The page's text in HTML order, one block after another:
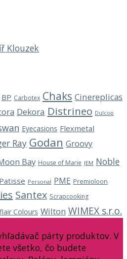
Klouzek
BP Carbotex Chaks Cinereplicas
Dekora Distrineo Dulcop
Eyecasions Flexmetal
Ray Godan Groovy
Bay House of Marie JEM Noble
Patisse Personal PME Premioloon
Santex Scrapcooking
Colours Wilton WIMEX s.r.o.
párty produktov. V
všetko, čo budete